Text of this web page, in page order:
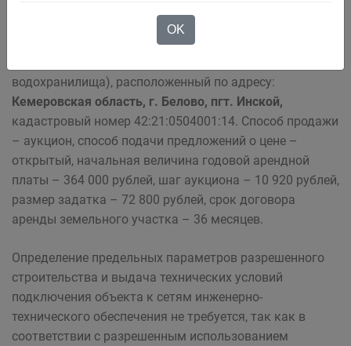
разрешенным использованием – общее пользование
водными объектами (организация зоны массового
водохранилища), расположенный по адресу:
Кемеровская область, г. Белово, пгт. Инской,
кадастровый номер 42:21:0504001:14. Способ продажи
– аукцион, способ подачи предложений о цене –
открытый, начальная величина годовой арендной
платы – 364 000 рублей, шаг аукциона – 10 920 рублей,
размер задатка – 72 800 рублей, срок договора
аренды земельного участка – 36 месяцев.
Определение предельных параметров разрешенного
строительства и выдача технических условий
подключения объекта к сетям инженерно-
технического обеспечения не требуется, так как в
соответствии с разрешенным использованием
OK